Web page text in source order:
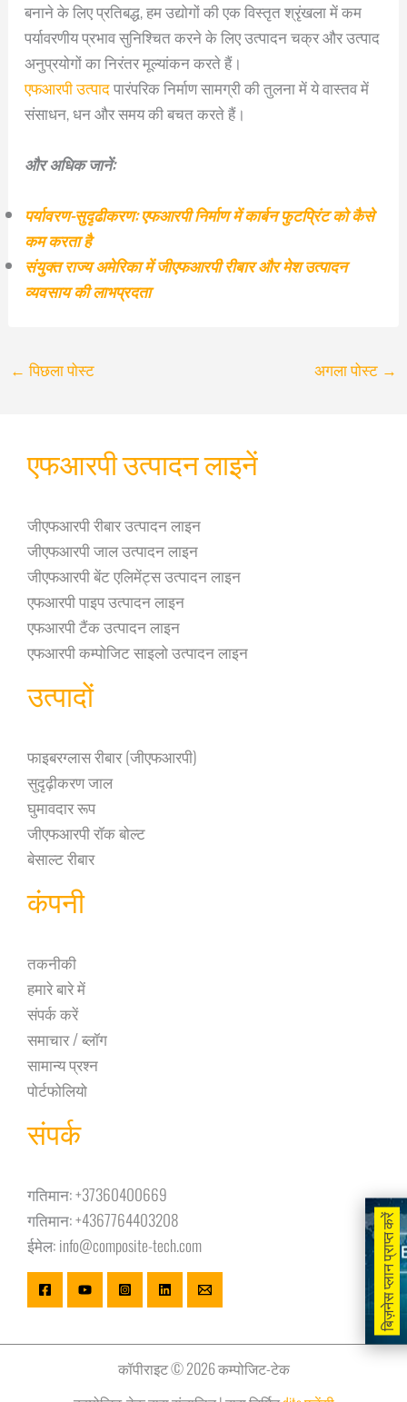
बनाने के लिए प्रतिबद्ध, हम उद्योगों की एक विस्तृत श्रृंखला में कम
पर्यावरणीय प्रभाव सुनिश्चित करने के लिए उत्पादन चक्र और उत्पाद
अनुप्रयोगों का निरंतर मूल्यांकन करते हैं।
एफआरपी उत्पादपारंपरिक निर्माण सामग्री की तुलना में ये वास्तव में
संसाधन, धन और समय की बचत करते हैं।
और अधिक जानें:
पर्यावरण-सुदृढीकरण: एफआरपी निर्माण में कार्बन फुटप्रिंट को कैसे
कम करता है
संयुक्त राज्य अमेरिका में जीएफआरपी रीबार और मेश उत्पादन
व्यवसाय की लाभप्रदता
← पिछला पोस्ट अगला पोस्ट →
एफआरपी उत्पादन लाइनें
जीएफआरपी रीबार उत्पादन लाइन
जीएफआरपी जाल उत्पादन लाइन
जीएफआरपी बेंट एलिमेंट्स उत्पादन लाइन
एफआरपी पाइप उत्पादन लाइन
एफआरपी टैंक उत्पादन लाइन
एफआरपी कम्पोजिट साइलो उत्पादन लाइन
उत्पादों
फाइबरग्लास रीबार (जीएफआरपी)
सुदृढ़ीकरण जाल
घुमावदार रूप
जीएफआरपी रॉक बोल्ट
बेसाल्ट रीबार
कंपनी
तकनीकी
हमारे बारे में
संपर्क करें
समाचार / ब्लॉग
सामान्य प्रश्न
पोर्टफोलियो
संपर्क
गतिमान:+37360400669
गतिमान:+4367764403208
ईमेल:info@composite-tech.com
कॉपीराइट © 2026 कम्पोजिट-टेक
बिज़नेस प्लान प्राप्त करें